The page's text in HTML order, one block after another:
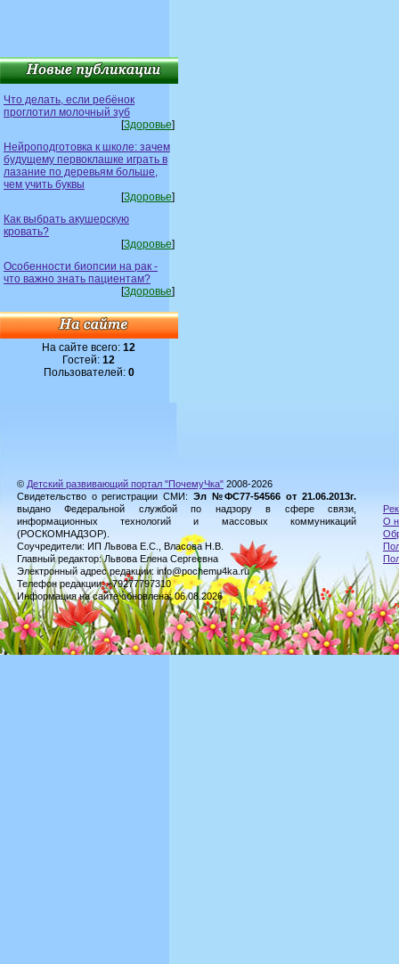
Что делать, если ребёнок
проглотил молочный зуб
[Здоровье]
Нейроподготовка к школе: зачем
будущему первоклашке играть в
лазание по деревьям больше,
чем учить буквы
[Здоровье]
Как выбрать акушерскую
кровать?
[Здоровье]
Особенности биопсии на рак -
что важно знать пациентам?
[Здоровье]
На сайте всего:12
Гостей:12
Пользователей: 0
© Детский развивающий портал "ПочемуЧка" 2008-2026
Свидетельство о регистрации СМИ: Эл №ФС77-54566 от 21.06.2013г.
выдано Федеральной службой по надзору в сфере связи,
информационных технологий и массовых коммуникаций
(РОСКОМНАДЗОР).
Соучредители: ИП Львова Е.С., Власова Н.В.
Главный редактор: Львова Елена Сергеевна
Электронный адрес редакции: info@pochemu4ka.ru
Телефон редакции: +79277797310
Информация на сайте обновлена: 06.08.2026
О